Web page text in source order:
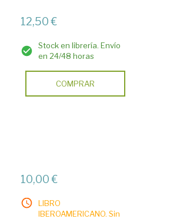
12,50 €
Stock en librería. Envío
en 24/48 horas
COMPRAR
10,00 €
LIBRO
IBEROAMERICANO. Sin